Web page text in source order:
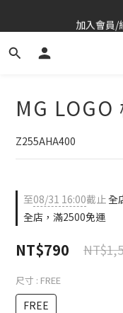
MG
Z255AHA400
至08/31 16:00截止全
全店，滿2500免運
NT$790
尺寸 : FREE
FREE